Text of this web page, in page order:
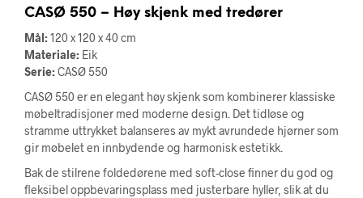
CASØ 550 – Høy skjenk med tredører
Mål:120 x 120 x 40 cm
Materiale: Eik
Serie:CASØ 550
CASØ 550 er en elegant høy skjenk som kombinerer klassiske
møbeltradisjoner med moderne design. Det tidløse og
stramme uttrykket balanseres av mykt avrundede hjørner som
gir møbelet en innbydende og harmonisk estetikk.
Bak de stilrene foldedørene med soft-close finner du god og
fleksibel oppbevaringsplass med justerbare hyller, slik at du